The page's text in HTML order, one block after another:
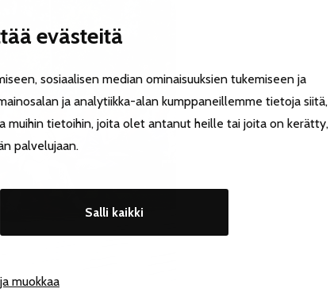
evästeitä
sosiaalisen median ominaisuuksien tukemiseen ja
ja analytiikka-alan kumppaneillemme tietoja siitä,
muihin tietoihin, joita olet antanut heille tai joita on kerätty,
palvelujaan.
Salli kaikki
muokkaa